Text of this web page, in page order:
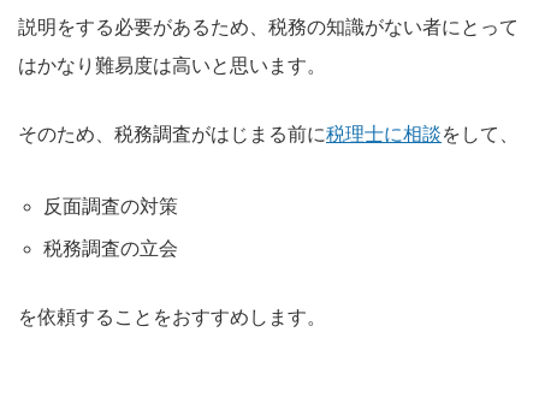
説明をする必要があるため、税務の知識がない者にとって
はかなり難易度は高いと思います。
そのため、税務調査がはじまる前に税理士に相談をして、
反面調査の対策
税務調査の立会
を依頼することをおすすめします。